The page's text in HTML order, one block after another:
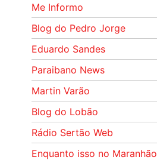
Me Informo
Blog do Pedro Jorge
Eduardo Sandes
Paraibano News
Martin Varão
Blog do Lobão
Rádio Sertão Web
Enquanto isso no Maranhão